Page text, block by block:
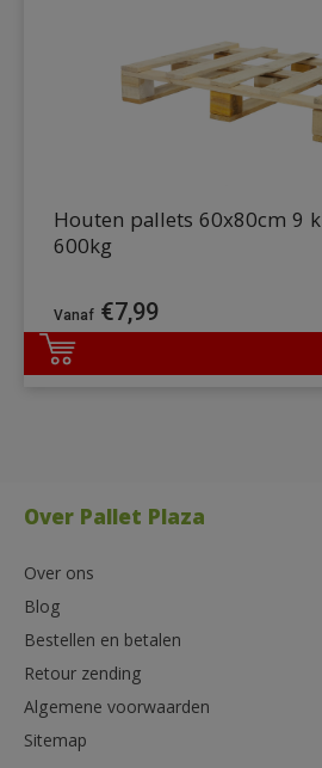
Houten pallets 60x80cm 9
600kg
€7,99
Over Pallet Plaza
Over ons
Blog
Bestellen en betalen
Retour zending
Algemene voorwaarden
Sitemap